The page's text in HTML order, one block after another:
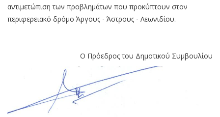
αντιμετώπιση των προβλημάτων που προκύπτουν στον
περιφερειακό δρόμο Άργους - Άστρους - Λεωνιδίου.
O Πρόεδρος του Δημοτικού Συμβουλίου